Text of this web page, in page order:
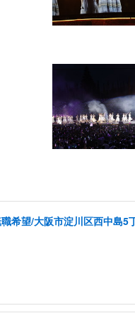
希望/大阪市淀川区西中島5